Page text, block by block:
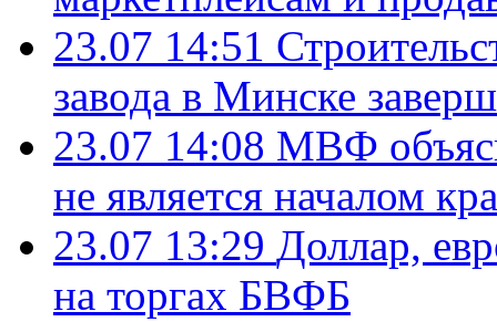
23.07 14:51
завода в Минске
23.07 14:08 МВФ
не является началом
23.07 13:29 Доллар,
на торгах БВФБ